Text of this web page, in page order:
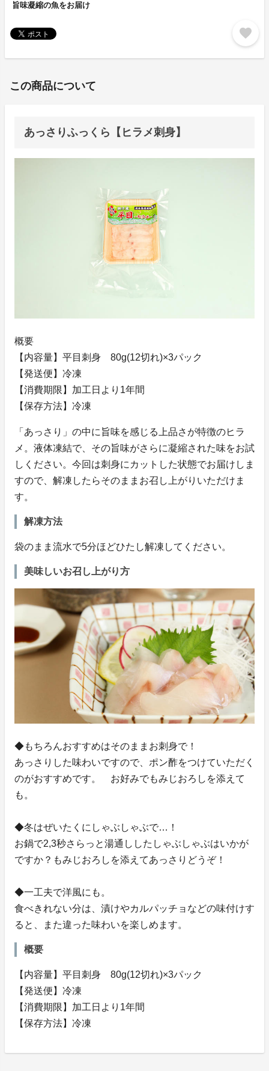
旨味凝縮の魚をお届け
favorite
この商品について
あっさりふっくら【ヒラメ刺身】
概要
【内容量】平目刺身 80g(12切れ)×3パック
【発送便】冷凍
【消費期限】加工日より1年間
【保存方法】冷凍
「あっさり」の中に旨味を感じる上品さが特徴のヒラ
メ。液体凍結で、その旨味がさらに凝縮された味をお試
しください。今回は刺身にカットした状態でお届けしま
すので、解凍したらそのままお召し上がりいただけま
す。
解凍方法
袋のまま流水で5分ほどひたし解凍してください。
美味しいお召し上がり方
◆もちろんおすすめはそのままお刺身で！
あっさりした味わいですので、ポン酢をつけていただく
のがおすすめです。 お好みでもみじおろしを添えて
も。
◆冬はぜいたくにしゃぶしゃぶで…！
お鍋で2,3秒さらっと湯通ししたしゃぶしゃぶはいかが
ですか？もみじおろしを添えてあっさりどうぞ！
◆一工夫で洋風にも。
食べきれない分は、漬けやカルパッチョなどの味付けす
ると、また違った味わいを楽しめます。
概要
【内容量】平目刺身 80g(12切れ)×3パック
【発送便】冷凍
【消費期限】加工日より1年間
【保存方法】冷凍